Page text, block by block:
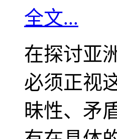
全文...
在探讨亚
必须正视
昧性、矛